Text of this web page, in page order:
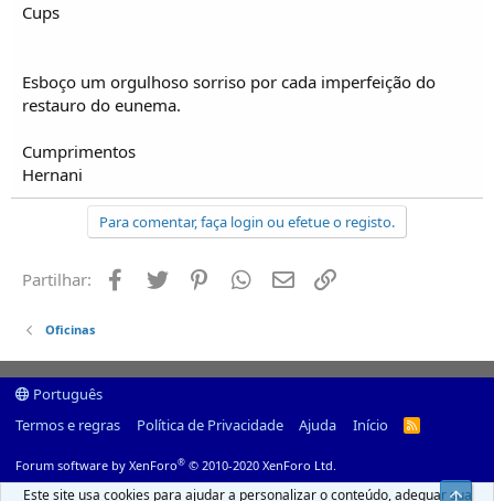
Cups
Esboço um orgulhoso sorriso por cada imperfeição do
restauro do eunema.
Cumprimentos
Hernani
Para comentar, faça login ou efetue o registo.
Partilhar: Facebook
Twitter PinterestWhatsapp
Email
Oficinas
Português
Termos e regras
Política de Privacidade Ajuda Início
R
Forum software by XenForo® © 2010-2020 XenForo Ltd.
Este site usa cookies para ajudar a personalizar o conteúdo, adequar sua
Top